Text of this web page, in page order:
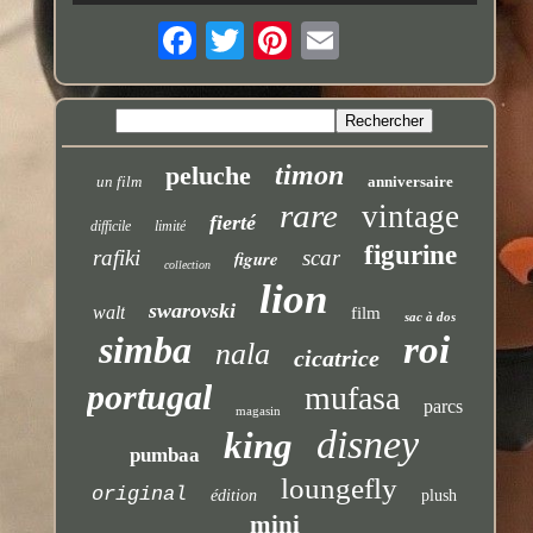
un film peluche timon anniversaire
difficile limité fierté rare vintage
rafiki collection figure scar figurine
walt swarovski lion film sac à dos
simba nala cicatrice roi
portugal magasin mufasa parcs
pumbaa king disney
original édition loungefly plush
mini